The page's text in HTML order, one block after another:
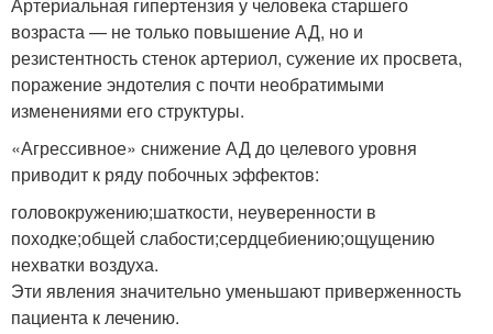
возраста — не только повышение АД, но и
резистентность стенок артериол, сужение их просвета,
поражение эндотелия с почти необратимыми
изменениями его структуры.
«Агрессивное» снижение АД до целевого уровня
приводит к ряду побочных эффектов:
головокружению;шаткости, неуверенности в
походке;общей слабости;сердцебиению;ощущению
нехватки воздуха.
Эти явления значительно уменьшают приверженность
пациента к лечению.